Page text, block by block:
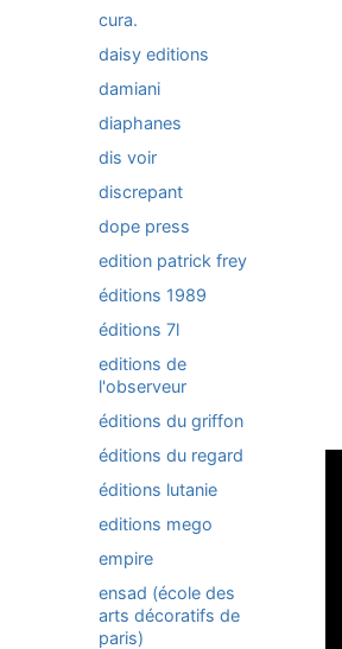
cura.
daisy editions
damiani
diaphanes
dis voir
discrepant
dope press
edition patrick frey
éditions 1989
éditions 7l
editions de
l'observeur
éditions du griffon
éditions du regard
éditions lutanie
editions mego
empire
ensad (école des
arts décoratifs de
paris)